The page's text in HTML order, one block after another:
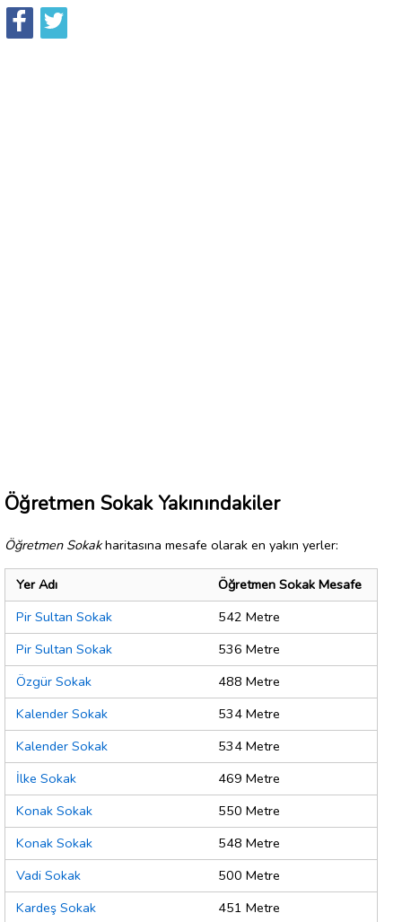
Öğretmen Sokak Yakınındakiler
Öğretmen Sokakharitasına mesafe olarak en yakın yerler:
Yer Adı
Öğretmen Sokak Mesafe
Pir Sultan Sokak
542 Metre
Pir Sultan Sokak
536 Metre
Özgür Sokak
488 Metre
Kalender Sokak
534 Metre
Kalender Sokak
534 Metre
İlke Sokak
469 Metre
Konak Sokak
550 Metre
Konak Sokak
548 Metre
Vadi Sokak
500 Metre
Kardeş Sokak
451 Metre